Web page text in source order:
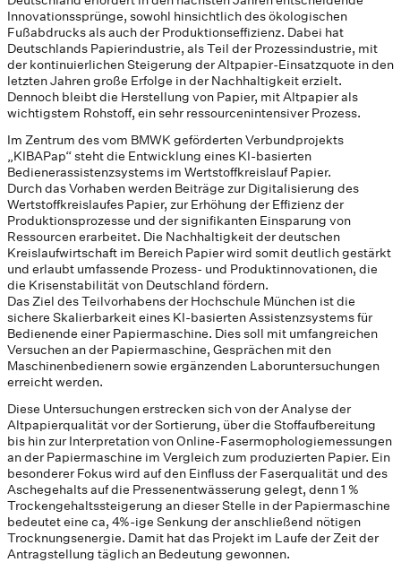
Innovationssprünge, sowohl hinsichtlich des ökologischen
Fußabdrucks als auch der Produktionseffizienz. Dabei hat
Deutschlands Papierindustrie, als Teil der Prozessindustrie, mit
der kontinuierlichen Steigerung der Altpapier-Einsatzquote in den
letzten Jahren große Erfolge in der Nachhaltigkeit erzielt.
Dennoch bleibt die Herstellung von Papier, mit Altpapier als
wichtigstem Rohstoff, ein sehr ressourcenintensiver Prozess.
Im Zentrum des vom BMWK geförderten Verbundprojekts
„KIBAPap“ steht die Entwicklung eines KI-basierten
Bedienerassistenzsystems im Wertstoffkreislauf Papier.
Durch das Vorhaben werden Beiträge zur Digitalisierung des
Wertstoffkreislaufes Papier, zur Erhöhung der Effizienz der
Produktionsprozesse und der signifikanten Einsparung von
Ressourcen erarbeitet. Die Nachhaltigkeit der deutschen
Kreislaufwirtschaft im Bereich Papier wird somit deutlich gestärkt
und erlaubt umfassende Prozess- und Produktinnovationen, die
die Krisenstabilität von Deutschland fördern.
Das Ziel des Teilvorhabens der Hochschule München ist die
sichere Skalierbarkeit eines KI-basierten Assistenzsystems für
Bedienende einer Papiermaschine. Dies soll mit umfangreichen
Versuchen an der Papiermaschine, Gesprächen mit den
Maschinenbedienern sowie ergänzenden Laboruntersuchungen
erreicht werden.
Diese Untersuchungen erstrecken sich von der Analyse der
Altpapierqualität vor der Sortierung, über die Stoffaufbereitung
bis hin zur Interpretation von Online-Fasermophologiemessungen
an der Papiermaschine im Vergleich zum produzierten Papier. Ein
besonderer Fokus wird auf den Einfluss der Faserqualität und des
Aschegehalts auf die Pressenentwässerung gelegt, denn 1 %
Trockengehaltssteigerung an dieser Stelle in der Papiermaschine
bedeutet eine ca, 4%-ige Senkung der anschließend nötigen
Trocknungsenergie. Damit hat das Projekt im Laufe der Zeit der
Antragstellung täglich an Bedeutung gewonnen.